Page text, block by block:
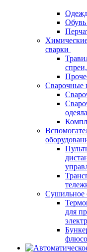
сварки
Сварочные
одеяла
Сушильное
для